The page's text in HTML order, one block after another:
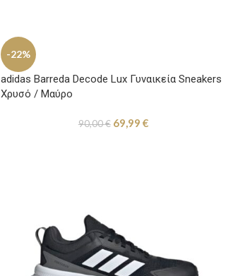
-22%
adidas Barreda Decode Lux Γυναικεία Sneakers
Χρυσό / Μαύρο
90,00€ 69,99 €